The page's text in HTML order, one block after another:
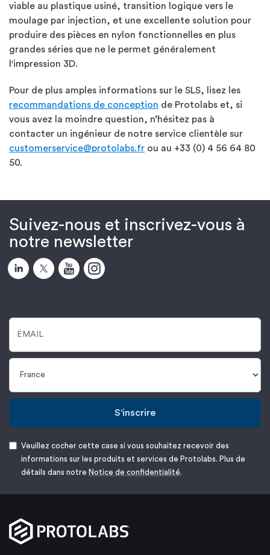
viable au plastique usiné, transition logique vers le
moulage par injection, et une excellente solution pour
produire des pièces en nylon fonctionnelles en plus
grandes séries que ne le permet généralement
l'impression 3D.
Pour de plus amples informations sur le SLS, lisez les
recommandations de conception de Protolabs et, si
vous avez la moindre question, n’hésitez pas à
contacter un ingénieur de notre service clientèle sur
customerservice@protolabs.fr ou au +33 (0) 4 56 64 80
50.
Suivez-nous et inscrivez-vous à
notre newsletter
S'inscrire
Veuillez cocher cette case si vous souhaitez recevoir des
informations sur les produits et services de Protolabs. Plus de
détails dans notre Notice de confidentialité.